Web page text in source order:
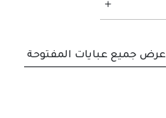
عرض جميع عبايات المفتوحة